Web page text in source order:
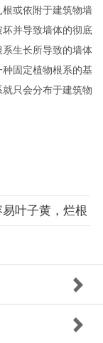
或依附于建筑物墙
并导致墙体的彻底
生长所导致的墙体
固定植物根系的基
只会分布于建筑物
叶子黄，烂根